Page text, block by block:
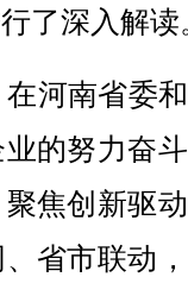
了深入解读
河南省委
的努力奋
焦创新驱
省市联动